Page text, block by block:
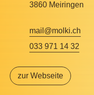
3860 Meiringen
mail@molki.ch
033 971 14 32
zur Webseite